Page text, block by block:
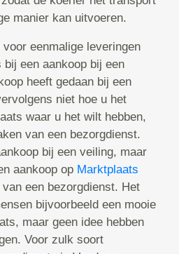
manier kan uitvoeren.
eenmalige leveringen
een aankoop bij een
heeft gedaan bij een
niet hoe u het
waar u het wilt hebben,
van een bezorgdienst.
bij een veiling, maar
aankoop op Marktplaats
een bezorgdienst. Het
bijvoorbeeld een mooie
maar geen idee hebben
Voor zulk soort